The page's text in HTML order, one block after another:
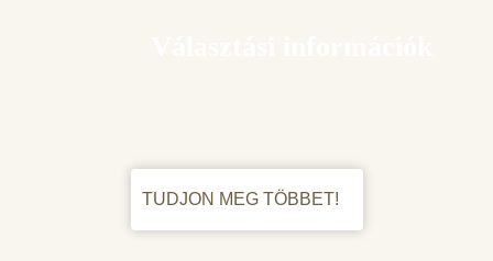
TUDJON MEG TÖBBET!